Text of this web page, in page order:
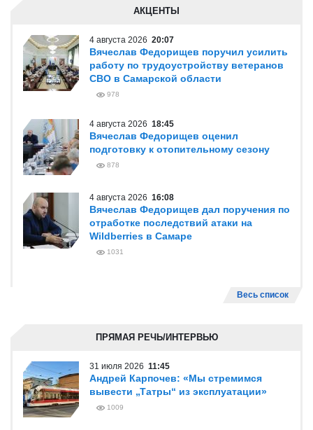
АКЦЕНТЫ
4 августа 2026 20:07
Вячеслав Федорищев поручил усилить
работу по трудоустройству ветеранов
СВО в Самарской области
978
4 августа 2026 18:45
Вячеслав Федорищев оценил
подготовку к отопительному сезону
878
4 августа 2026 16:08
Вячеслав Федорищев дал поручения по
отработке последствий атаки на
Wildberries в Самаре
1031
Весь список
ПРЯМАЯ РЕЧЬ/ИНТЕРВЬЮ
31 июля 2026 11:45
Андрей Карпочев: «Мы стремимся
вывести „Татры“ из эксплуатации»
1009